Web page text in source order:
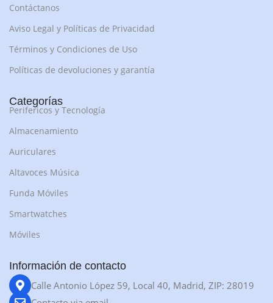
Contáctanos
Aviso Legal y Políticas de Privacidad
Términos y Condiciones de Uso
Políticas de devoluciones y garantía
Categorías
Perifericos y Tecnología
Almacenamiento
Auriculares
Altavoces Música
Funda Móviles
Smartwatches
Móviles
Información de contacto
Calle Antonio López 59, Local 40, Madrid, ZIP: 28019